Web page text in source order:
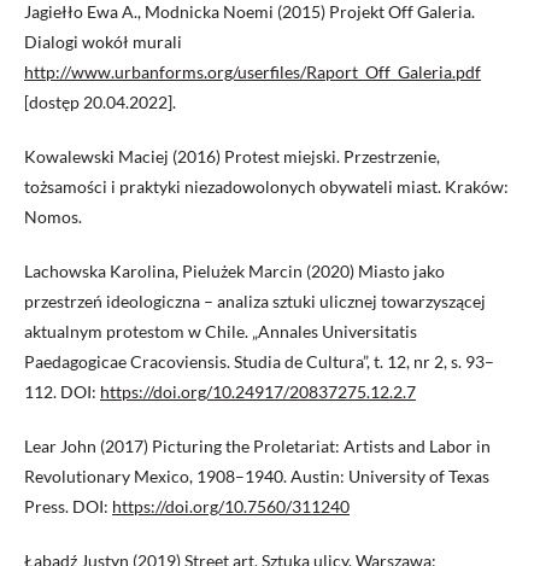
Jagiełło Ewa A., Modnicka Noemi (2015) Projekt Off Galeria.
Dialogi wokół murali
http://www.urbanforms.org/userfiles/Raport_Off_Galeria.pdf
[dostęp 20.04.2022].
Kowalewski Maciej (2016) Protest miejski. Przestrzenie,
tożsamości i praktyki niezadowolonych obywateli miast. Kraków:
Nomos.
Lachowska Karolina, Pielużek Marcin (2020) Miasto jako
przestrzeń ideologiczna – analiza sztuki ulicznej towarzyszącej
aktualnym protestom w Chile. „Annales Universitatis
Paedagogicae Cracoviensis. Studia de Cultura”, t. 12, nr 2, s. 93–
112. DOI: https://doi.org/10.24917/20837275.12.2.7
Lear John (2017) Picturing the Proletariat: Artists and Labor in
Revolutionary Mexico, 1908–1940. Austin: University of Texas
Press. DOI: https://doi.org/10.7560/311240
Łabądź Justyn (2019) Street art. Sztuka ulicy. Warszawa: